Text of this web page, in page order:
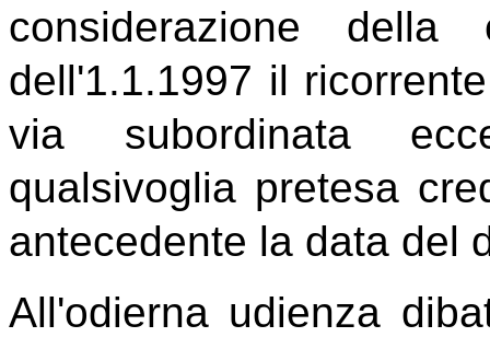
considerazione
dell'1.1.1997 il
via subordinata
qualsivoglia pretesa
antecedente la data del
All'odierna udienza